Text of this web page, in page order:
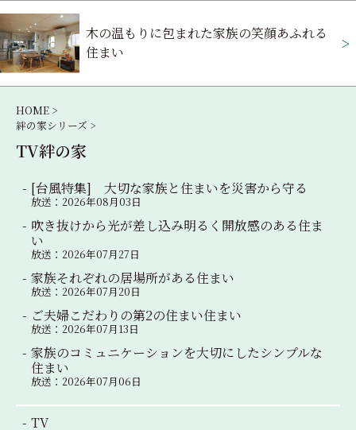
ビ
ゲ
ー
シ
ョ
木の温もりに包まれた家族の笑顔あふれる
住まい
HOME >
絆の家シリーズ >
TV絆の家
[台風特集] 大切な家族と住まいを災害から守る
放送：2026年08月03日
吹き抜けから光が差し込み明るく開放感のある住ま
い
放送：2026年07月27日
家族それぞれの居場所がある住まい
放送：2026年07月20日
ご夫婦こだわりの第2の住まい住まい
放送：2026年07月13日
家族のコミュニケーションを大切にしたシンプルな
住まい
放送：2026年07月06日
TV